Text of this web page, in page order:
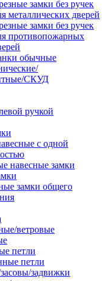
замки без ручек
металлических дверей
замки без ручек
противопожарных
обычные
СКУД
ручкой
с одной
навесные замки
замки общего
ветровые
петли
петли
задвижки